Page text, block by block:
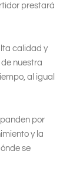
prestará
calidad y
nuestra
al igual
por
y la
se